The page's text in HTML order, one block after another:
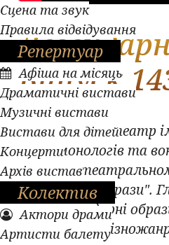
Сцена та звук
Правила відвідування
Репертуар
Афіша на місяць
Драматичні вистави
Музичні вистави
Вистави для дітей
Концерти
Архів вистав
Колектив
Актори драми
Артисти балету
Випуск
Полтавський театр
серію монологів та
вистав у
"Легендарні образи".
уваги легендарні
акторами у